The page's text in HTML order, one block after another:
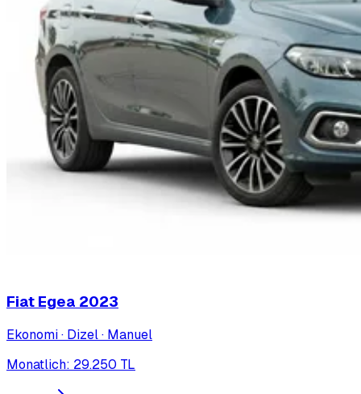
Fiat Egea 2023
Ekonomi · Dizel · Manuel
Monatlich: 29.250 TL